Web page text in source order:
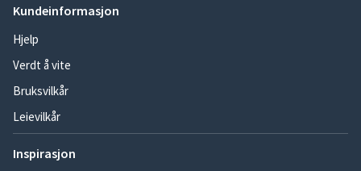
Kundeinformasjon
Hjelp
Verdt å vite
Bruksvilkår
Leievilkår
Inspirasjon